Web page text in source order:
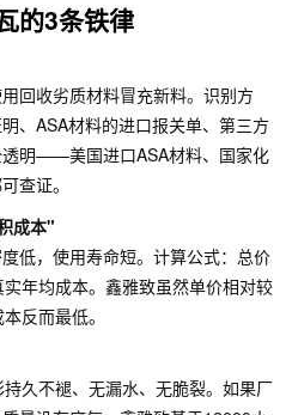
的3条铁律
回收劣质材料冒充新料。识别方
、ASA材料的进口报关单、第三方
明——美国进口ASA材料、国家化
查证。
成本"
低，使用寿命短。计算公式：总价
年均成本。鑫雅致虽然单价相对较
反而最低。
久不褪、无漏水、无脆裂。如果厂